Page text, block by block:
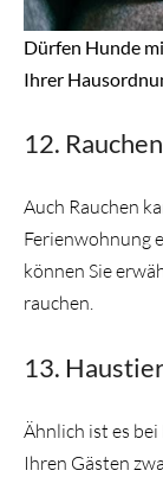
Dürfen Hunde
Ihrer
12. Rauchen
Auch Rauchen
Ferienwohnung
können Sie
rauchen.
13.
Ähnlich ist es
Ihren Gästen